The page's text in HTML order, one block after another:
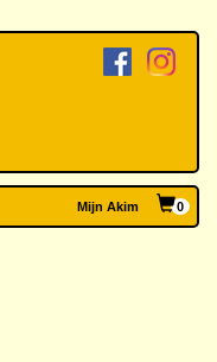
Mijn Akim 0